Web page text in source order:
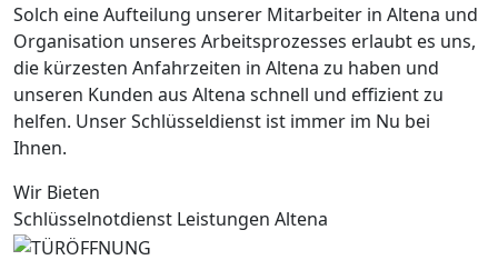
Solch eine Aufteilung unserer Mitarbeiter in Altena und
Organisation unseres Arbeitsprozesses erlaubt es uns,
die kürzesten Anfahrzeiten in Altena zu haben und
unseren Kunden aus Altena schnell und effizient zu
helfen. Unser Schlüsseldienst ist immer im Nu bei
Ihnen.
Wir Bieten
Schlüsselnotdienst Leistungen Altena